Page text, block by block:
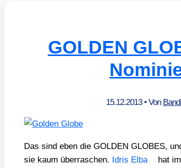
GOLDEN
15.12.2013• Von
Das sind eben die GOLDEN GLOBES,
sie kaum über­ra­schen. Idris Elba
hat